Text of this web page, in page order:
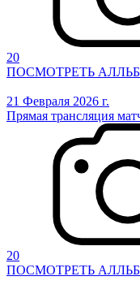
20
ПОСМОТРЕТЬ
21 Февраля 2026 г.
Прямая трансляция
20
ПОСМОТРЕТЬ